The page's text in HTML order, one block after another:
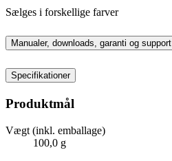
Sælges i forskellige farver
Manualer, downloads, garanti og support
Specifikationer
Produktmål
Vægt (inkl. emballage)
100,0 g